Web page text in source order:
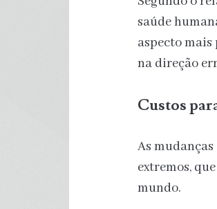
saúde
aspecto
na direção
Custos
As
extremos,
mundo.